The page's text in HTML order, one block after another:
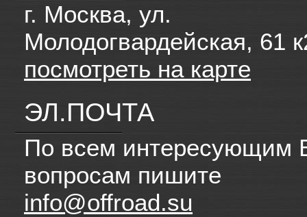
г. Москва, ул.
Молодогвардейская, 61
посмотреть на карте
ЭЛ.ПОЧТА
По всем интересующим
вопросам пишите
info@offroad.su